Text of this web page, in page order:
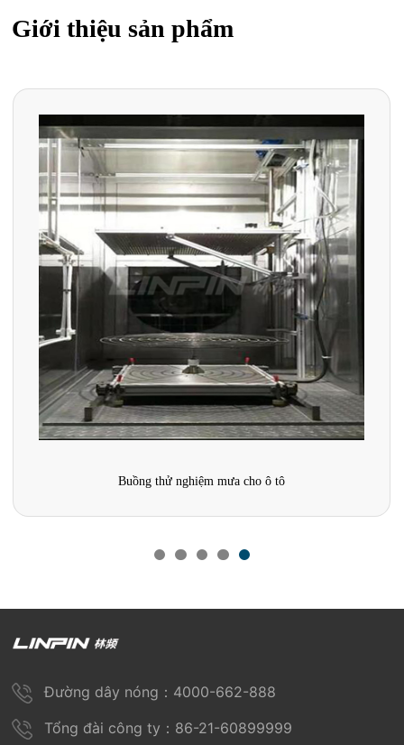
Giới thiệu sản phẩm
Buồng thử nghiệm mưa cho ô tô
Đường dây nóng：4000-662-888
Tổng đài công ty：86-21-60899999